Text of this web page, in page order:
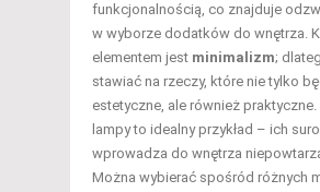
funkcjonalnością, co znajduje
w wyborze dodatków do wnętrza.
elementem jest minimalizm;
stawiać na rzeczy, które nie tylko
estetyczne, ale również
lampy to idealny przykład – ich
wprowadza do wnętrza
Można wybierać spośród różnych